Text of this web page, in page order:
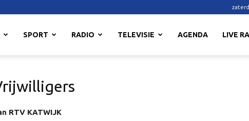
SPORT RADIO TELEVISIE AGENDA LIVE
RTV KATWIJK